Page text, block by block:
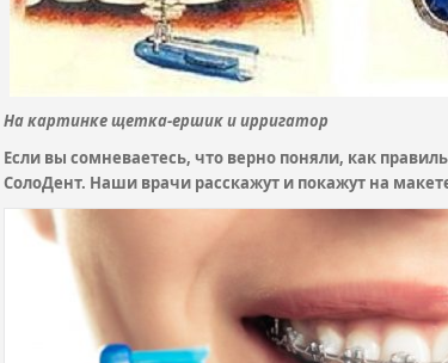
На картинке щетка-ершик и ирригатор
Если вы сомневаетесь, что верно поняли, как
СолоДент. Наши врачи расскажут и покажут на